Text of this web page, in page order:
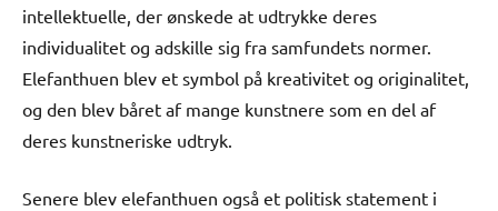
intellektuelle, der ønskede at udtrykke deres
individualitet og adskille sig fra samfundets normer.
Elefanthuen blev et symbol på kreativitet og originalitet,
og den blev båret af mange kunstnere som en del af
deres kunstneriske udtryk.
Senere blev elefanthuen også et politisk statement i